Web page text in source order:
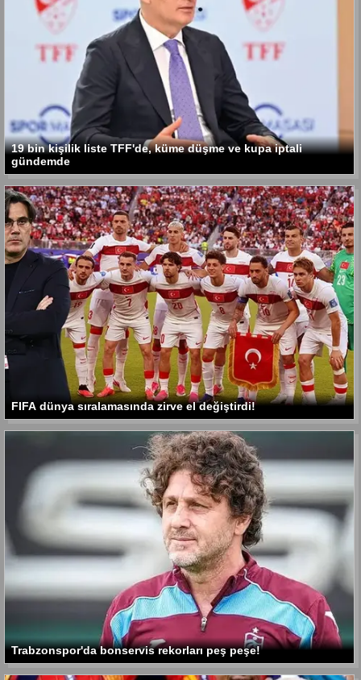
19 bin kişilik liste TFF'de, küme düşme ve kupa iptali
gündemde
FIFA dünya sıralamasında zirve el değiştirdi!
Trabzonspor'da bonservis rekorları peş peşe!